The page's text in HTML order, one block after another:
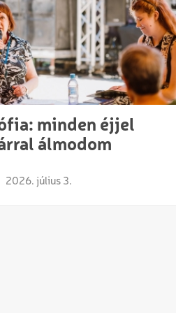
minden éjjel
álmodom
2026. július 3.